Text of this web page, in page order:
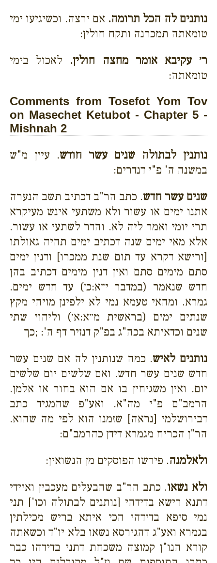
נותנים לה הכל תרומה. אם ירצה. וכשיגיעו ימי
טומאתה תמכרנה ותקח חולין:
ר׳ עקיבא אומר מחצה חולין. לאכול בימי
טומאתה:
Comments from Tosefot Yom Tov
on Masechet Ketubot - Chapter 5 -
Mishnah 2
נותנין לבתולה שנים עשר חודש. עיין מ"ש
במשנה ה' פ"י דנדרים:
שנים עשר חדש. כתב הר"ב דכתיב תשב הנערה
אתנו ימים או עשור ולא משתעי אינש מעיקרא
תרי יומי ואמר ליה לא. והדר לשתעי או עשור.
אלא מאי ימים שנה דכתיב ימים תהיה גאולתו
[ורישא דקרא עד תום שנת ממכרו] ודנין ימים
סתם מימים סתם ואין דנין מימים דכתיב בהן
חדש שנאמר (במדבר י״א:כ׳) עד חדש ימים.
גמרא. ומהאי טעמא נמי לא ילפינן מויהי מקץ
שנתים ימים (בראשית מ״א:א׳) וליהוי שתי
שנים וכדאיתא בכה"ג בפ"ק דנזיר דף ה': ;כך
נותנים לאיש. כמה שנותנין לה אם שנים עשר
חדש שנים עשר חדש. ואם שלשים יום שלשים
יום. ואין משגיחין בו אם הוא בחור או אלמן.
הרמב"ם פ"י מה"א. ואע"פ שהמגיד כתב
דבירושלמי [נראה] שזמנו הוא לפי מה שהוא.
הר"ן הכריח מגמרא דידן כהרמב"ם:
ולאלמנה. פירשו הפוסקים מן הנשואין:
ולא נשאו. כתב הר"ב שהבעלים מעכבין ואיידי
דתנא רישא בדידהי [נותנים לבתולה וכו'] תני
נמי סיפא בדידהי הכי איתא בריש מכילתין
בגמרא ואע"ג דהגירסא נשאו בלא יו"ד וכשאתה
קורא הנו"ן קמוצה משכחת דתני בדידהו כבר